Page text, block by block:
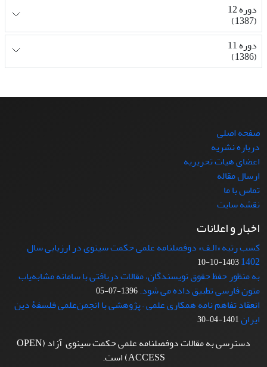
دوره 12
(1387)
دوره 11
(1386)
صفحه اصلی
درباره نشریه
اعضای هیات تحریریه
ارسال مقاله
تماس با ما
نقشه سایت
اخبار و اعلانات
کسب رتبه «الـف» دوفصلنامه علمی حکمت سینوی در ارزیابی سال
1402
1403-10-10
به منظور حفظ حقوق نویسندگان، مقالات دریافتی با سامانه مشابه‌یاب
متون فارسی تطبیق داده می شود.1396-07-05
انعقاد تفاهم نامه همکاری علمی – پژوهشی با انجمن‌علمی فلسفۀ دین
ایران1401-04-30
دسترسی به مقالات دوفصلنامه علمی حکمت سینوی آزاد (OPEN
ACCESS) است.